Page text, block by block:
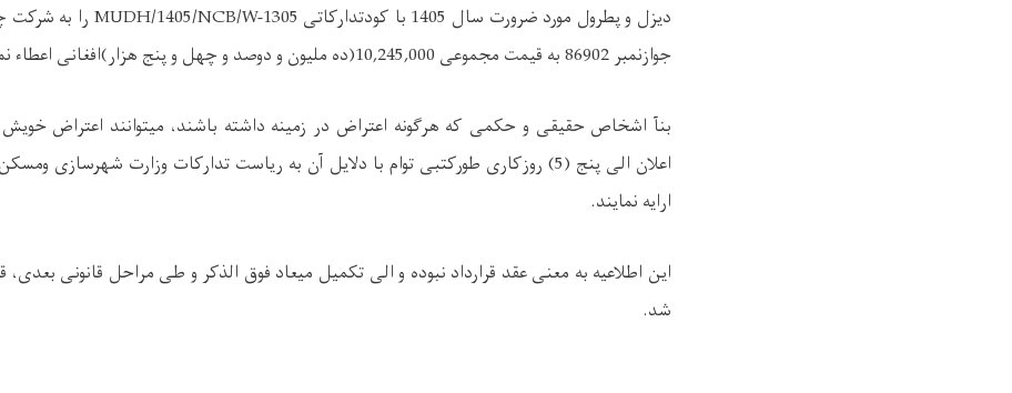
دیزل و پطرول مورد ضرورت سال 1405 با کودتدارکاتی
MUDH/1405/NCB/W-1305 را به شرکت
جوازنمبر86902به قیمت مجموعی 10,245,000(ده ملیون و دوصد و چهل و پنج هزار)افغانی اعطاء
بنآ اشخاص حقیقی و حکمی که هرگونه اعتراض در زمینه داشته باشند، میتوانند اعتراض خویش
اعلان الی پنج (5) روزکاری طورکتبی توام با دلایل
آن به ریاست تدارکات وزارت شهرسازی
ارایه نمایند.
این اطلاعیه به معنی عقد قرارداد نبوده و الی تکمیل میعاد فوق الذکر و طی مراحل قانونی بعدی،
شد.